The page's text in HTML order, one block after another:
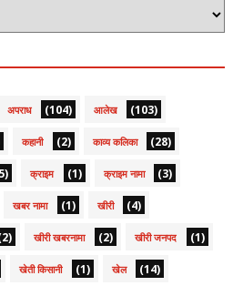
अपराध (104) आलेख (103)
कहानी (2) काव्य कलिका (28)
क्राइम (1) क्राइम नामा (3)
खबर नामा (1) खीरी (4)
खीरी खबरनामा (2) खीरी जनपद (1)
खेती किसानी (1) खेल (14)